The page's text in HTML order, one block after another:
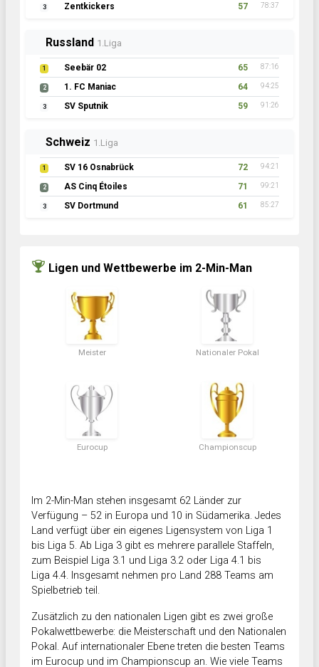
3 Zentkickers 57 78:37
Russland 1.Liga
1 Seebär 02 65 87:16
2 1. FC Maniac 64 94:25
3 SV Sputnik 59 91:26
Schweiz 1.Liga
1 SV 16 Osnabrück 72 94:21
2 AS Cinq Étoiles 71 99:21
3 SV Dortmund 61 85:27
Ligen und Wettbewerbe im 2-Min-Man
Meister Nationaler Pokal
Eurocup Championscup
Im 2-Min-Man stehen insgesamt 62 Länder zur
Verfügung – 52 in Europa und 10 in Südamerika. Jedes
Land verfügt über ein eigenes Ligensystem von Liga 1
bis Liga 5. Ab Liga 3 gibt es mehrere parallele Staffeln,
zum Beispiel Liga 3.1 und Liga 3.2 oder Liga 4.1 bis
Liga 4.4. Insgesamt nehmen pro Land 288 Teams am
Spielbetrieb teil.
Zusätzlich zu den nationalen Ligen gibt es zwei große
Pokalwettbewerbe: die Meisterschaft und den Nationalen
Pokal. Auf internationaler Ebene treten die besten Teams
im Eurocup und im Championscup an. Wie viele Teams